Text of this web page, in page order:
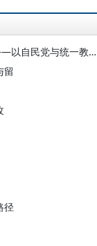
赵刚：战后日本“政教分离”原则下的政治违宪——以自民党与统一教的关联为例
留
径